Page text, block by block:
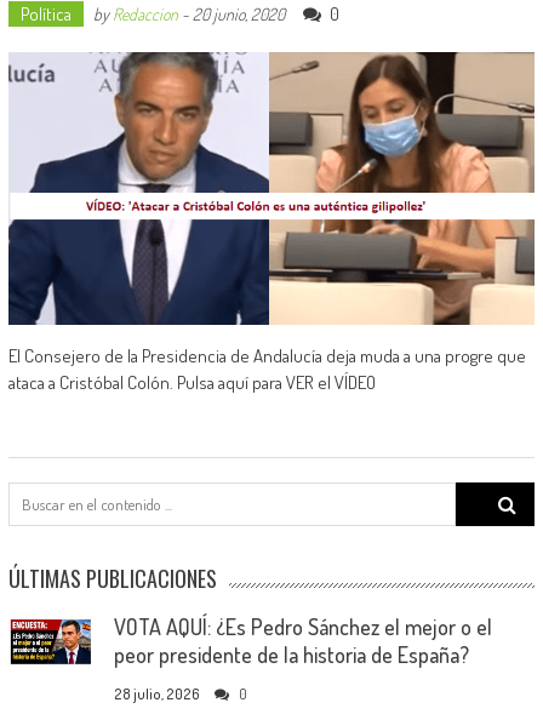
Política byRedaccion- 20 junio, 2020 0
El Consejero de la Presidencia de Andalucía deja muda a una progre que
ataca a Cristóbal Colón. Pulsa aquí para VER el VÍDEO
Search
for:
ÚLTIMAS PUBLICACIONES
VOTA AQUÍ: ¿Es Pedro Sánchez el mejor o el
peor presidente de la historia de España?
28 julio, 2026 0